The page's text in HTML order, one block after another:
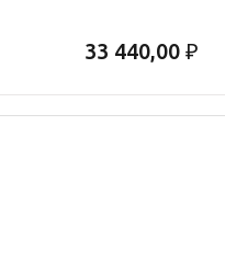
33 440,00 ₽